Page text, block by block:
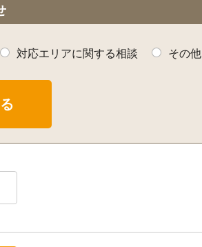
対応エリアに関する相談 その他